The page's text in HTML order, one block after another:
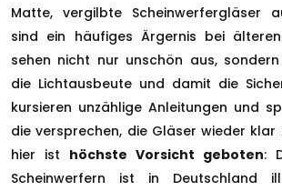
Matte, vergilbte Scheinwerfergläser
sind ein häufiges Ärgernis bei älteren
sehen nicht nur unschön aus,
die Lichtausbeute und damit die
kursieren unzählige Anleitungen und
die versprechen, die Gläser wieder klar
hier ist höchste Vorsicht geboten:
Scheinwerfern ist in Deutschland